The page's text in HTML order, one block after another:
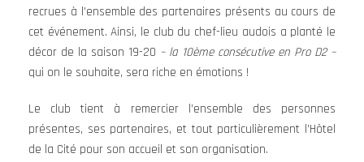
recrues à l’ensemble des partenaires présents au cours de
cet événement. Ainsi, le club du chef-lieu audois a planté le
décor de la saison 19-20 – la 10ème consécutive en Pro D2 –
qui on le souhaite, sera riche en émotions !
Le club tient à remercier l’ensemble des personnes
présentes, ses partenaires, et tout particulièrement l’Hôtel
de la Cité pour son accueil et son organisation.